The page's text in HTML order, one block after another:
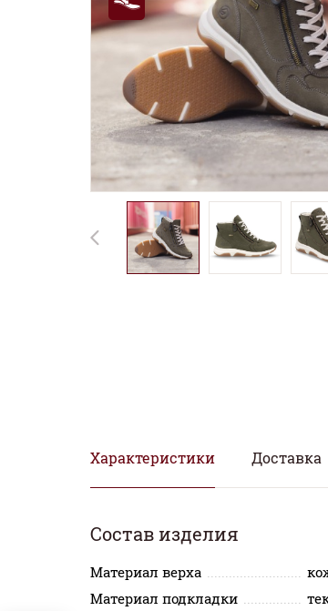
Характеристики Доставка
Состав изделия
Материал верха
Материал подкладки